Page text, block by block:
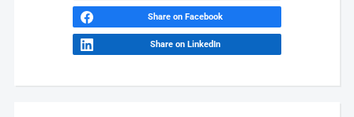
Share on Facebook
Share on LinkedIn